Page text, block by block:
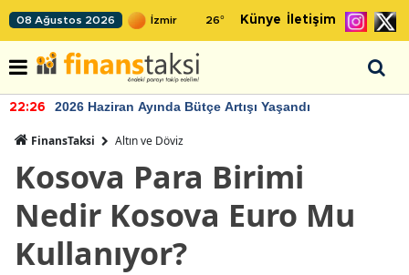
08 Ağustos 2026 26° Künye İletişim
22:26 2026 Haziran Ayında Bütçe Artışı Yaşandı
FinansTaksi Altın ve Döviz
Kosova Para Birimi
Nedir Kosova Euro Mu
Kullanıyor?